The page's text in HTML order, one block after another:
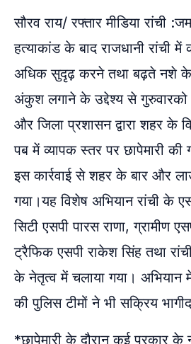
सौरव राय/ रफ्तार मीडिया रांची
हत्याकांड के बाद राजधानी रांची
अधिक सुदृढ़ करने तथा बढ़ते नशे के
अंकुश लगाने के उद्देश्य से गुरुवारको
और जिला प्रशासन द्वारा शहर के
पब में व्यापक स्तर पर छापेमारी
इस कार्रवाई से शहर के बार और
गया।यह विशेष अभियान रांची के
सिटी एसपी पारस राणा, ग्रामीण
ट्रैफिक एसपी राकेश सिंह तथा
के नेतृत्व में चलाया गया। अभियान में
की पुलिस टीमों ने भी सक्रिय
*छापेमारी के दौरान कई प्रकार के